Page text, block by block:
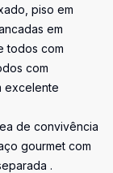
piso em
em
todos com
com
excelente
de convivência
gourmet com
.